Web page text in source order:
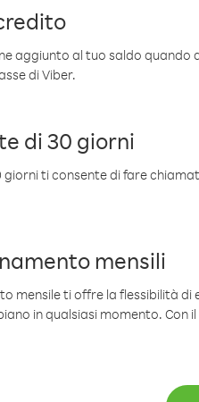
aggiunto al tuo saldo
di Viber.
di 30 giorni
giorni ti consente di fare
mensili
mensile ti offre la flessibilità
in qualsiasi momento.